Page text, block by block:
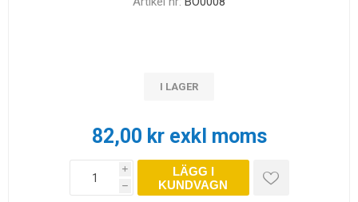
I LAGER
82,00 kr exkl moms
i
h
LÄGG I
KUNDVAGN